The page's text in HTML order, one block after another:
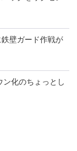
壁ガード作戦が
化のちょっとし